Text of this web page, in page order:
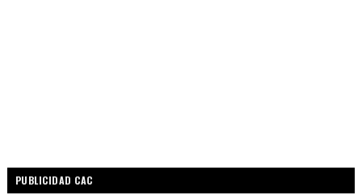
PUBLICIDAD CAC